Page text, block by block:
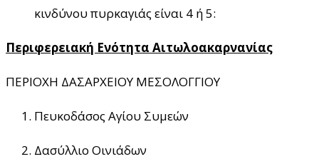
κινδύνου πυρκαγιάς είναι 4 ή 5:
Περιφερειακή Ενότητα Αιτωλοακαρνανίας
ΠΕΡΙΟΧΗ ΔΑΣΑΡΧΕΙΟΥ ΜΕΣΟΛΟΓΓΙΟΥ
Πευκοδάσος Αγίου Συμεών
Δασύλλιο Οινιάδων